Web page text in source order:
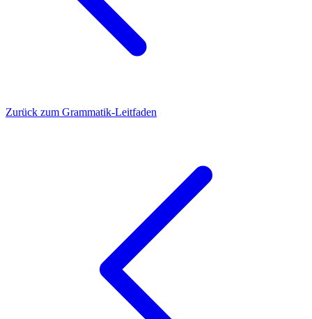
Zurück zum Grammatik-Leitfaden